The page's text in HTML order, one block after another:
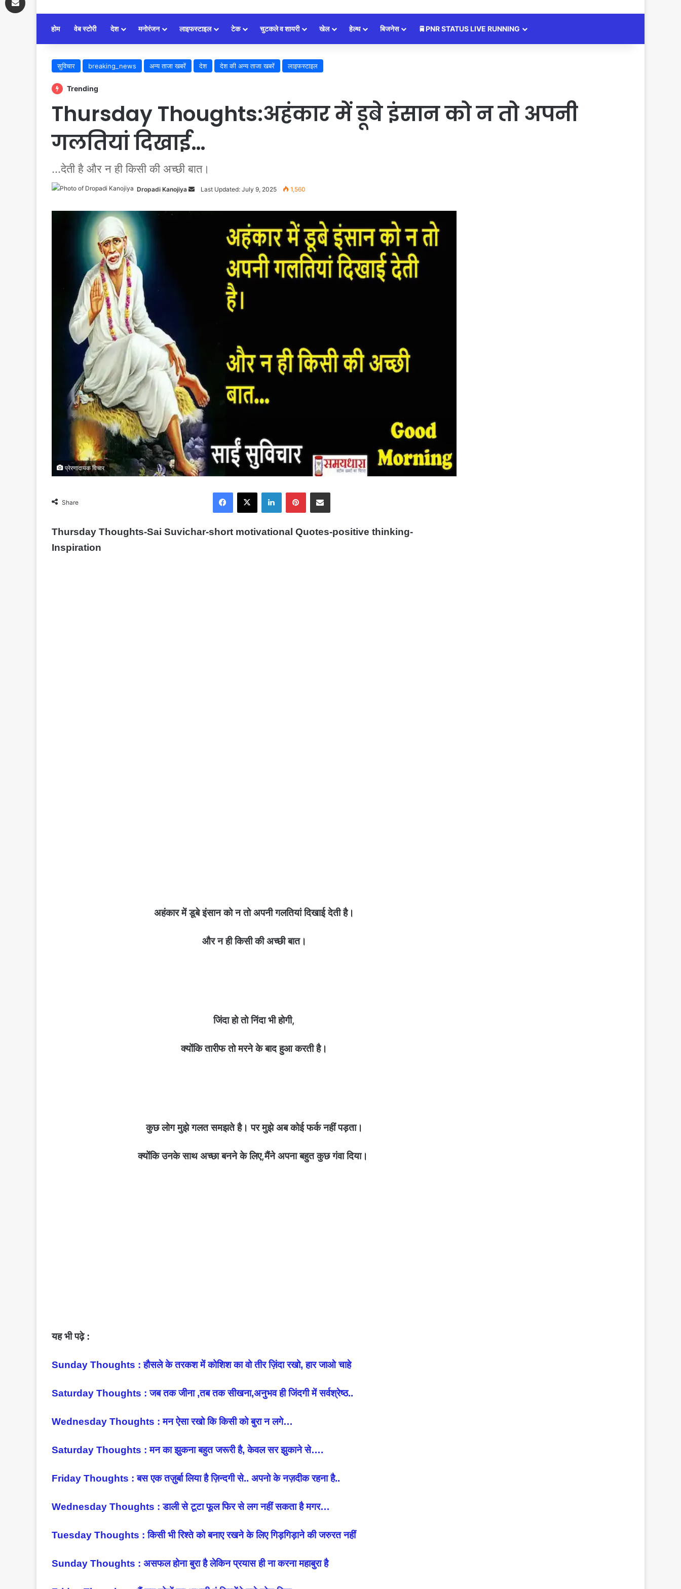
होम वेब स्टोरी देश मनोरंजन लाइफस्टाइल टेक चुटकले व शायरी खेल हेल्थ बिजनेस 🚆PNR STATUS LIVE RUNNING
सुविचार breaking_news अन्य ताजा खबरें देश देश की अन्य ताजा खबरें लाइफस्टाइल
Trending
Thursday Thoughts:अहंकार में डूबे इंसान को न तो अपनी
गलतियां दिखाई…
...देती है और न ही किसी की अच्छी बात।
Dropadi Kanojiya
Send
Last Updated: July 9, 2025 1,560
प्रेरणादायक विचार
Share
Facebook X LinkedIn Pinterest Share via Email
Thursday Thoughts-Sai Suvichar-short motivational Quotes-positive thinking-
Inspiration
अहंकार में डूबे इंसान को न तो अपनी गलतियां दिखाई देती है।
और न ही किसी की अच्छी बात।
जिंदा हो तो निंदा भी होगी,
क्योंकि तारीफ तो मरने के बाद हुआ करती है।
कुछ लोग मुझे गलत समझते है। पर मुझे अब कोई फर्क नहीं पड़ता।
क्योंकि उनके साथ अच्छा बनने के लिए,मैंने अपना बहुत कुछ गंवा दिया।
यह भी पढ़े :
Sunday Thoughts : हौसले के तरकश में कोशिश का वो तीर ज़िंदा रखो, हार जाओ चाहे
Saturday Thoughts : जब तक जीना ,तब तक सीखना,अनुभव ही जिंदगी में सर्वश्रेष्ठ..
Wednesday Thoughts : मन ऐसा रखो कि किसी को बुरा न लगे…
Saturday Thoughts : मन का झुकना बहुत जरूरी है, केवल सर झुकाने से….
Friday Thoughts : बस एक तज़ुर्बा लिया है ज़िन्दगी से.. अपनो के नज़दीक रहना है..
Wednesday Thoughts : डाली से टूटा फूल फिर से लग नहीं सकता है मगर…
Tuesday Thoughts : किसी भी रिश्ते को बनाए रखने के लिए गिड़गिड़ाने की जरुरत नहीं
Sunday Thoughts : असफल होना बुरा है लेकिन प्रयास ही ना करना महाबुरा है